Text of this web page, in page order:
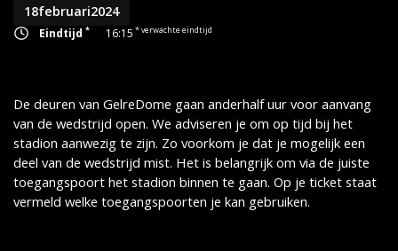
18februari2024
Eindtijd* 16:15 * verwachte eindtijd
De deuren van GelreDome gaan anderhalf uur voor aanvang
van de wedstrijd open. We adviseren je om op tijd bij het
stadion aanwezig te zijn. Zo voorkom je dat je mogelijk een
deel van de wedstrijd mist. Het is belangrijk om via de juiste
toegangspoort het stadion binnen te gaan. Op je ticket staat
vermeld welke toegangspoorten je kan gebruiken.